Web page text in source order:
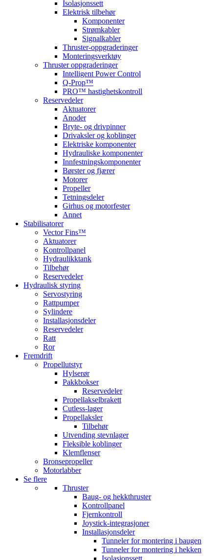
Isolasjonssett
Elektrisk tilbehør
Komponenter
Strømkabler
Signalkabler
Thruster-oppgraderinger
Monteringsverktøy
Thruster oppgraderinger
Intelligent Power Control
Q-Prop™
PRO™ hastighetskontroll
Reservedeler
Aktuatorer
Anoder
Bryte- og drivpinner
Drivaksler og koblinger
Elektriske komponenter
Hydrauliske komponenter
Innfestningskomponenter
Børster og fjærer
Motorer
Propeller
Tetningsdeler
Girhus og motorfester
Annet
Stabilisatorer
Vector Fins™
Aktuatorer
Kontrollpanel
Hydraulikktank
Tilbehør
Reservedeler
Hydraulisk styring
Servostyring
Rattpumper
Sylindere
Installasjonsdeler
Reservedeler
Ratt
Ror
Fremdrift
Propellutstyr
Hylserør
Pakkbokser
Reservedeler
Propellakselbrakett
Cutless-lager
Propellaksler
Tilbehør
Utvending stevnlager
Fleksible koblinger
Klemflenser
Bronsepropeller
Motorlabber
Se flere
Thruster
Baug- og hekkthruster
Kontrollpanel
Fjernkontroll
Joystick-integrasjoner
Installasjonsdeler
Tunneler for montering i baugen
Tunneler for montering i hekken
Isolasjonssett